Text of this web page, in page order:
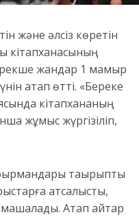
және әлсіз көретін
кітапханасының
жандар 1 мамыр
атап өтті. «Береке
кітапхананың
жұмыс жүргізіліп,
тақырыптық
атсалысты,
Атап айтар